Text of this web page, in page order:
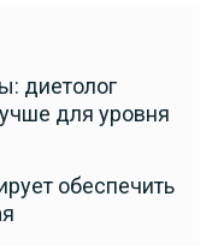
диетолог
для уровня
обеспечить